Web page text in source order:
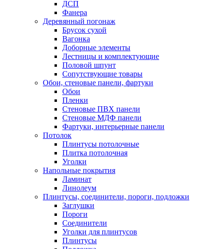
ДСП
Фанера
Деревянный погонаж
Брусок сухой
Вагонка
Доборные элементы
Лестницы и комплектующие
Половой шпунт
Сопутствующие товары
Обои, стеновые панели, фартуки
Обои
Пленки
Стеновые ПВХ панели
Стеновые МДФ панели
Фартуки, интерьерные панели
Потолок
Плинтусы потолочные
Плитка потолочная
Уголки
Напольные покрытия
Ламинат
Линолеум
Плинтусы, соединители, пороги, подложки
Заглушки
Пороги
Соединители
Уголки для плинтусов
Плинтусы